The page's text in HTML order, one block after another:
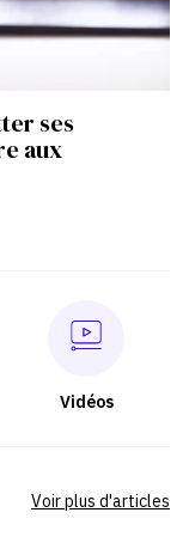
ses
aux
Vidéos
Voir plus d'articles